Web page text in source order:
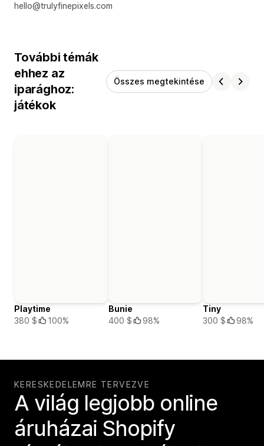
hello@trulyfinepixels.com
További témák
ehhez az
iparághoz:
játékok
Összes megtekintése
Playtime
380 $
100%
Bunie
400 $
98%
Tiny
300 $
98%
KERESKEDELEMRE TERVEZVE
A világ legjobb online
áruházai Shopify